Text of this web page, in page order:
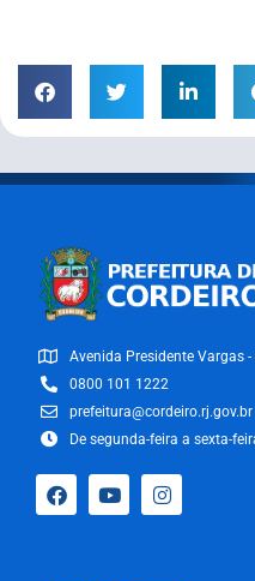
Avenida Presidente Vargas
0800 101 1222
prefeitura@cordeiro.rj.gov.br
De segunda-feira a sexta-